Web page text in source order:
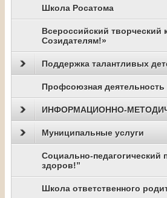
Школа Росатома
Всероссийский творческий
Созидателям!»
Поддержка талантливых
Профсоюзная деятельность
ИНФОРМАЦИОННО-
Муниципальные услуги
Социально-педагогический
здоров!”
Школа ответственного